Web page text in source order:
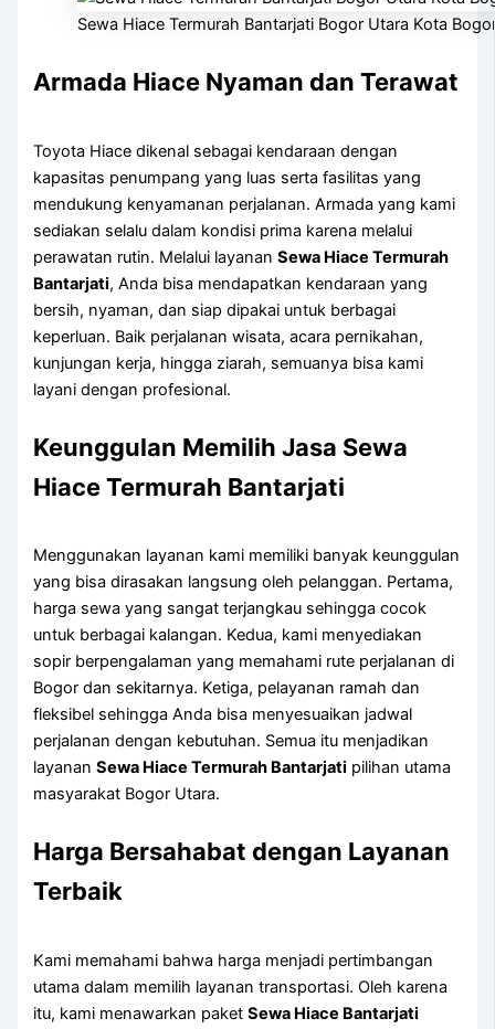
Sewa Hiace Termurah Bantarjati Bogor Utara Kota
Armada Hiace Nyaman dan Terawat
Toyota Hiace dikenal sebagai kendaraan dengan
kapasitas penumpang yang luas serta fasilitas yang
mendukung kenyamanan perjalanan. Armada yang kami
sediakan selalu dalam kondisi prima karena melalui
perawatan rutin. Melalui layananSewa Hiace Termurah
Bantarjati, Anda bisa mendapatkan kendaraan yang
bersih, nyaman, dan siap dipakai untuk berbagai
keperluan. Baik perjalanan wisata, acara pernikahan,
kunjungan kerja, hingga ziarah, semuanya bisa kami
layani dengan profesional.
Keunggulan Memilih Jasa Sewa
Hiace Termurah Bantarjati
Menggunakan layanan kami memiliki banyak keunggulan
yang bisa dirasakan langsung oleh pelanggan. Pertama,
harga sewa yang sangat terjangkau sehingga cocok
untuk berbagai kalangan. Kedua, kami menyediakan
sopir berpengalaman yang memahami rute perjalanan di
Bogor dan sekitarnya. Ketiga, pelayanan ramah dan
fleksibel sehingga Anda bisa menyesuaikan jadwal
perjalanan dengan kebutuhan. Semua itu menjadikan
layananSewa Hiace Termurah Bantarjati pilihan utama
masyarakat Bogor Utara.
Harga Bersahabat dengan Layanan
Terbaik
Kami memahami bahwa harga menjadi pertimbangan
utama dalam memilih layanan transportasi. Oleh karena
itu, kami menawarkan paketSewa Hiace Bantarjati